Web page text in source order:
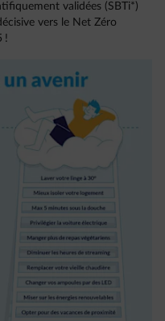
validées (SBTi*)
vers le Net Zéro
!